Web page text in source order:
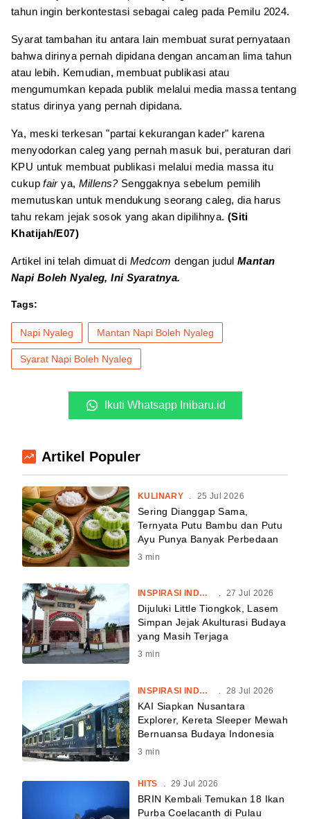
tahun ingin berkontestasi sebagai caleg pada Pemilu 2024.
Syarat tambahan itu antara lain membuat surat pernyataan
bahwa dirinya pernah dipidana dengan ancaman lima tahun
atau lebih. Kemudian, membuat publikasi atau
mengumumkan kepada publik melalui media massa tentang
status dirinya yang pernah dipidana.
Ya, meski terkesan "partai kekurangan kader" karena
menyodorkan caleg yang pernah masuk bui, peraturan dari
KPU untuk membuat publikasi melalui media massa itu
cukupfairya, Millens? Senggaknya sebelum pemilih
memutuskan untuk mendukung seorang caleg, dia harus
tahu rekam jejak sosok yang akan dipilihnya. (Siti
Khatijah/E07)
Artikel ini telah dimuat di Medcom dengan judul Mantan
Napi Boleh Nyaleg, Ini Syaratnya.
Tags:
Napi Nyaleg Mantan Napi Boleh Nyaleg
Syarat Napi Boleh Nyaleg
Ikuti Whatsapp Inibaru.id
Artikel Populer
KULINARY . 25 Jul 2026
Sering Dianggap Sama,
Ternyata Putu Bambu dan Putu
Ayu Punya Banyak Perbedaan
3 min
INSPIRASI INDONESIA . 27 Jul 2026
Dijuluki Little Tiongkok, Lasem
Simpan Jejak Akulturasi Budaya
yang Masih Terjaga
3 min
INSPIRASI INDONESIA 28 Jul 2026
KAI Siapkan Nusantara
Explorer, Kereta Sleeper Mewah
Bernuansa Budaya Indonesia
3 min
HITS 29 Jul 2026
BRIN Kembali Temukan 18 Ikan
Purba Coelacanth di Pulau